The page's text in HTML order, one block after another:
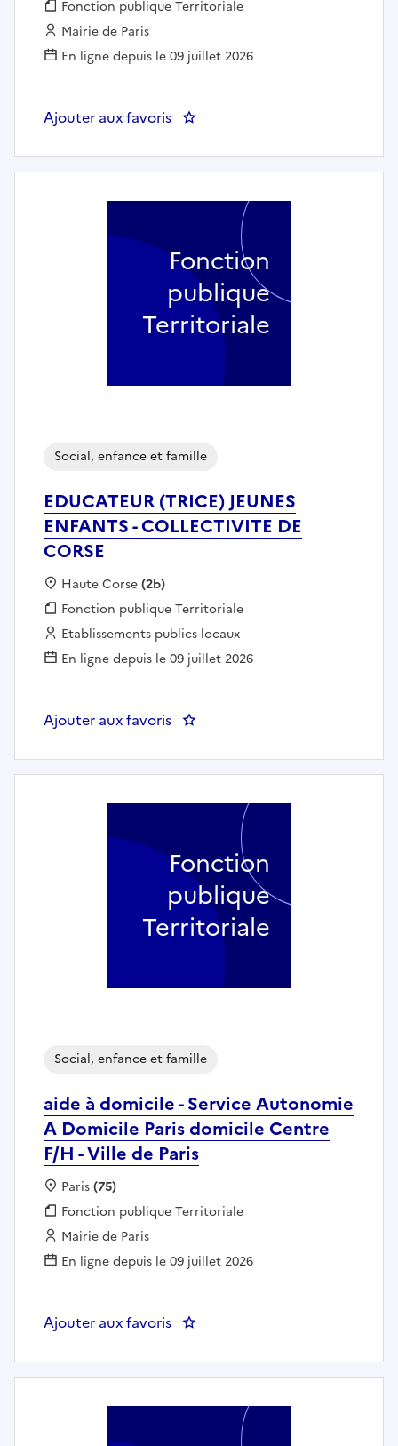
Fonction publique :
Fonction publique Territoriale
Employeur :
Mairie de Paris
En ligne depuis le 09 juillet 2026
Ajouter aux favoris
EDUCATEUR (TRICE) JEUNES
ENFANTS - COLLECTIVITE DE
CORSE
Social, enfance et famille
Localisation :
Haute Corse(2b)
Fonction publique :
Fonction publique Territoriale
Employeur :
Etablissements publics locaux
En ligne depuis le 09 juillet 2026
Ajouter aux favoris : EDUCATEUR (TRICE) JEUNES
Fonction
publique
Territoriale
aide à domicile - Service Autonomie
A Domicile Paris domicile Centre
F/H - Ville de Paris
Social, enfance et famille
Localisation :
Paris(75)
Fonction publique :
Fonction publique Territoriale
Employeur :
Mairie de Paris
En ligne depuis le 09 juillet 2026
Ajouter aux favoris
Fonction
publique
Territoriale